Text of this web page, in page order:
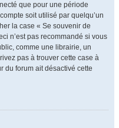
que pour une période
soit utilisé par quelqu’un
la case « Se souvenir de
n’est pas recommandé si vous
comme une librairie, un
pas à trouver cette case à
du forum ait désactivé cette